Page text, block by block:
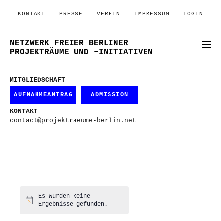
KONTAKT PRESSE VEREIN IMPRESSUM LOGIN
NETZWERK FREIER BERLINER
PROJEKTRÄUME UND –INITIATIVEN
MITGLIEDSCHAFT
AUFNAHMEANTRAG ADMISSION
KONTAKT
contact@projektraeume-berlin.net
Hinweis
Es wurden keine
Ergebnisse gefunden.